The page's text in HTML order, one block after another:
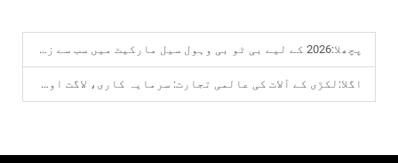
پچھلا:2026 کے لیے بی ٹو بی وہول سیل مارکیٹ میں سب سے زیادہ رجحان پذیر لکڑی کے کام کے آلات
اگلا: لکڑی کے آلات کی عالمی تجارت: سرمایہ کاری، لاگت اور ذرائع کی حکمت عملیاں